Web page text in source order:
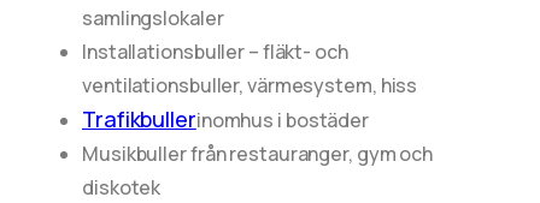
samlingslokaler
Installationsbuller – fläkt- och
ventilationsbuller, värmesystem, hiss
Trafikbullerinomhus i bostäder
Musikbuller från restauranger, gym och
diskotek